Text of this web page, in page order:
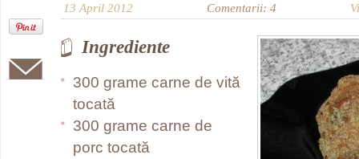
13 April 2012 Comentarii: 4
Ingrediente
300 grame carne de vită
tocată
300 grame carne de
porc tocată